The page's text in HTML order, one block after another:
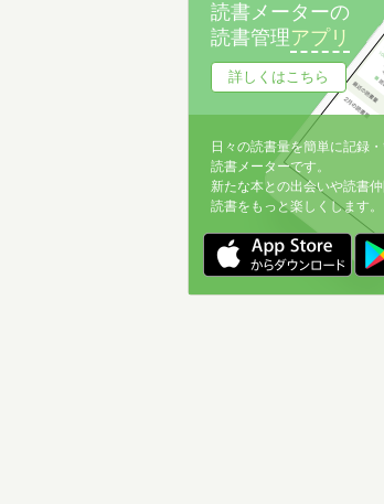
読書メーターの
読書管理アプリ
詳しくはこちら
日々の読書量を簡単に記録
読書メーターです。
新たな本との出会いや読書仲
読書をもっと楽しくします。